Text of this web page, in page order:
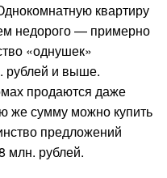
квартиру
недорого — примерно
«однушек»
рублей и выше.
продаются даже
же сумму можно купить
предложений
млн. рублей.